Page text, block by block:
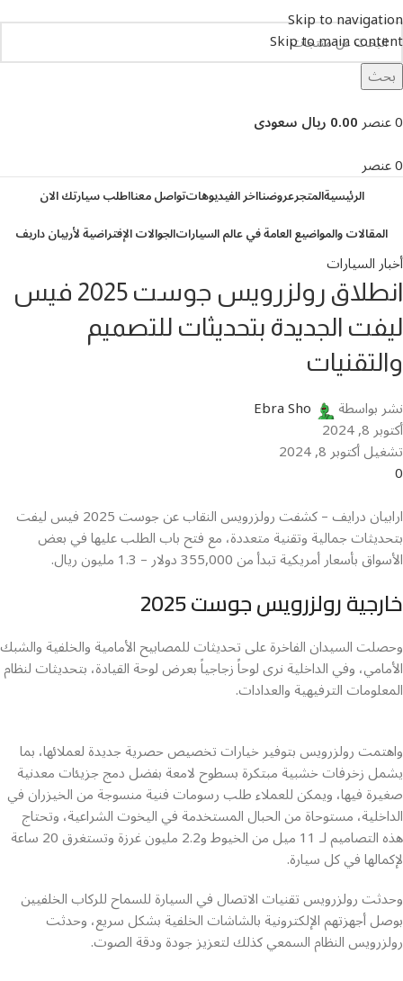
Skip to navigation
Skip to main content
بحث
0عنصر0.00 ريال سعودى
0عنصر
الرئيسيةالمتجرعروضنااخر الفيديوهاتتواصل معنااطلب سيارتك الان
المقالات والمواضيع العامة في عالم السياراتالجوالات الإفتراضية لأربيان داريف
أخبار السيارات
انطلاق رولزرويس جوست 2025 فيس
ليفت الجديدة بتحديثات للتصميم
والتقنيات
نشر بواسطة Ebra Sho
أكتوبر 8, 2024
تشغيل أكتوبر 8, 2024
0
ارابيان درايف – كشفت رولزرويس النقاب عن جوست 2025 فيس ليفت
بتحديثات جمالية وتقنية متعددة، مع فتح باب الطلب عليها في بعض
الأسواق بأسعار أمريكية تبدأ من 355,000 دولار – 1.3 مليون ريال.
خارجية رولزرويس جوست 2025
وحصلت السيدان الفاخرة على تحديثات للمصابيح الأمامية والخلفية والشبك
الأمامي، وفي الداخلية نرى لوحاً زجاجياً بعرض لوحة القيادة، بتحديثات لنظام
المعلومات الترفيهية والعدادات.
واهتمت رولزرويس بتوفير خيارات تخصيص حصرية جديدة لعملائها، بما
يشمل زخرفات خشبية مبتكرة بسطوح لامعة بفضل دمج جزيئات معدنية
صغيرة فيها، ويمكن للعملاء طلب رسومات فنية منسوجة من الخيزران في
الداخلية، مستوحاة من الحبال المستخدمة في اليخوت الشراعية، وتحتاج
هذه التصاميم لـ 11 ميل من الخيوط و2.2 مليون غرزة وتستغرق 20 ساعة
لإكمالها في كل سيارة.
وحدثت رولزرويس تقنيات الاتصال في السيارة للسماح للركاب الخلفيين
بوصل أجهزتهم الإلكترونية بالشاشات الخلفية بشكل سريع، وحدثت
رولزرويس النظام السمعي كذلك لتعزيز جودة ودقة الصوت.